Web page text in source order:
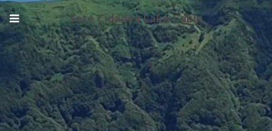
Sete Cidades Lake Cabin